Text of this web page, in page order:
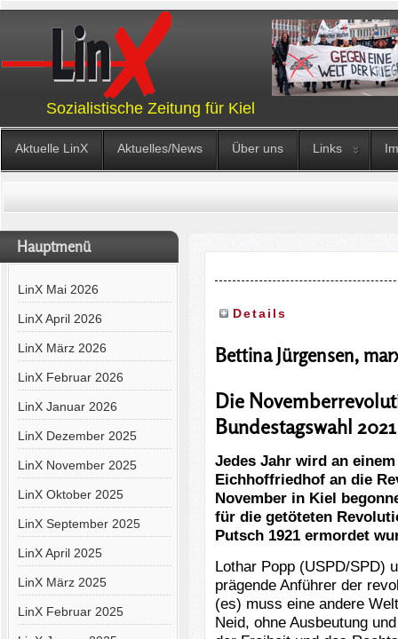
Sozialistische Zeitung für Kiel
Aktuelle LinX Aktuelles/News Über uns Links
Hauptmenü
LinX Mai 2026
LinX April 2026
LinX März 2026
LinX Februar 2026
LinX Januar 2026
LinX Dezember 2025
LinX November 2025
LinX Oktober 2025
LinX September 2025
LinX April 2025
LinX März 2025
LinX Februar 2025
Details
Bettina Jürgensen,
Die
Bundestagswahl 2021
Jedes Jahr wird an
Eichhoffriedhof an die
November in Kiel
für die getöteten
Putsch 1921 ermordet
Lothar Popp (USPD/SPD)
prägende Anführer der
(es) muss eine andere
Neid, ohne Ausbeutung